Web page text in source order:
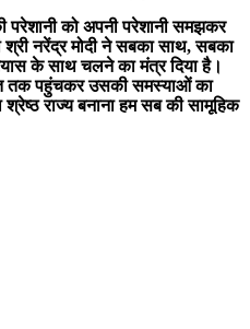
परेशानी को अपनी परेशानी समझकर
नरेंद्र मोदी ने सबका साथ, सबका
के साथ चलने का मंत्र दिया है।
तक पहुंचकर उसकी समस्याओं का
राज्य बनाना हम सब की सामूहिक